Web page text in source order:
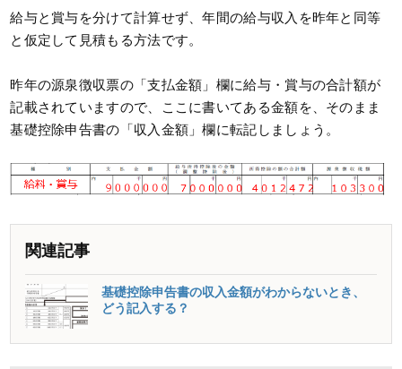
給与と賞与を分けて計算せず、年間の給与収入を昨年と同等
と仮定して見積もる方法です。
昨年の源泉徴収票の「支払金額」欄に給与・賞与の合計額が
記載されていますので、ここに書いてある金額を、そのまま
基礎控除申告書の「収入金額」欄に転記しましょう。
関連記事
基礎控除申告書の収入金額がわからないとき、
どう記入する？